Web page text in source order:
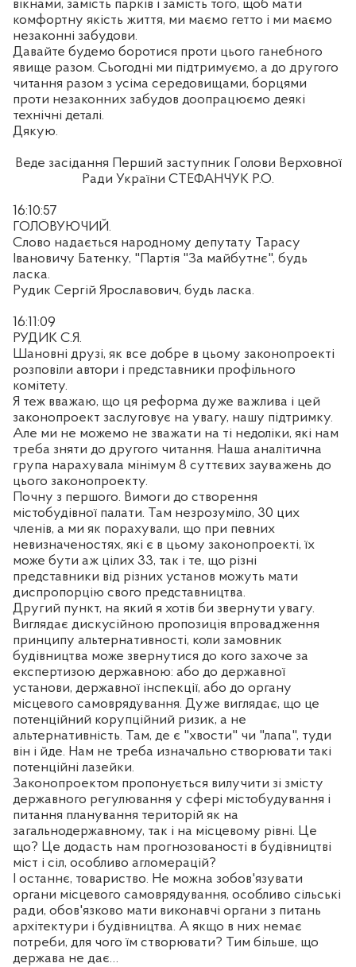
вікнами, замість парків і замість того, щоб мати
комфортну якість життя, ми маємо гетто і ми маємо
незаконні забудови.
Давайте будемо боротися проти цього ганебного
явище разом. Сьогодні ми підтримуємо, а до другого
читання разом з усіма середовищами, борцями
проти незаконних забудов доопрацюємо деякі
технічні деталі.
Дякую.
Веде засідання Перший заступник Голови Верховної
Ради України СТЕФАНЧУК Р.О.
16:10:57
ГОЛОВУЮЧИЙ.
Слово надається народному депутату Тарасу
Івановичу Батенку, "Партія "За майбутнє", будь
ласка.
Рудик Сергій Ярославович, будь ласка.
16:11:09
РУДИК С.Я.
Шановні друзі, як все добре в цьому законопроекті
розповіли автори і представники профільного
комітету.
Я теж вважаю, що ця реформа дуже важлива і цей
законопроект заслуговує на увагу, нашу підтримку.
Але ми не можемо не зважати на ті недоліки, які нам
треба зняти до другого читання. Наша аналітична
група нарахувала мінімум 8 суттєвих зауважень до
цього законопроекту.
Почну з першого. Вимоги до створення
містобудівної палати. Там незрозуміло, 30 цих
членів, а ми як порахували, що при певних
невизначеностях, які є в цьому законопроекті, їх
може бути аж цілих 33, так і те, що різні
представники від різних установ можуть мати
диспропорцію свого представництва.
Другий пункт, на який я хотів би звернути увагу.
Виглядає дискусійною пропозиція впровадження
принципу альтернативності, коли замовник
будівництва може звернутися до кого захоче за
експертизою державною: або до державної
установи, державної інспекції, або до органу
місцевого самоврядування. Дуже виглядає, що це
потенційний корупційний ризик, а не
альтернативність. Там, де є "хвости" чи "лапа", туди
він і йде. Нам не треба изначально створювати такі
потенційні лазейки.
Законопроектом пропонується вилучити зі змісту
державного регулювання у сфері містобудування і
питання планування територій як на
загальнодержавному, так і на місцевому рівні. Це
що? Це додасть нам прогнозованості в будівництві
міст і сіл, особливо агломерацій?
І останнє, товариство. Не можна зобов'язувати
органи місцевого самоврядування, особливо сільські
ради, обов'язково мати виконавчі органи з питань
архітектури і будівництва. А якщо в них немає
потреби, для чого їм створювати? Тим більше, що
держава не дає…